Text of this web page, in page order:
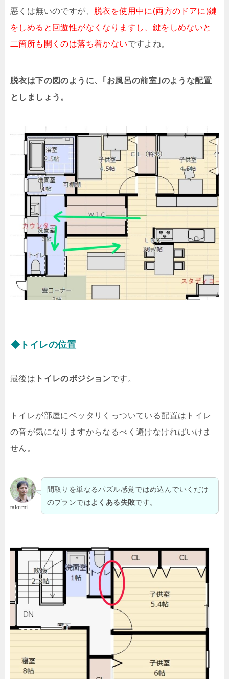
悪くは無いのですが、 脱衣を使用中に(両方のドアに)鍵
をしめると回遊性がなくなりますし、鍵をしめないと
二箇所も開くのは落ち着かないですよね。
脱衣は下の図のように、｢お風呂の前室｣のような配置
としましょう。
◆トイレの位置
最後は トイレのポジションです。
トイレが部屋にベッタリくっついている配置はトイレ
の音が気になりますからなるべく避けなければいけま
せん。
takumi
間取りを単なるパズル感覚ではめ込んでいくだけ
のプランでは よくある失敗です。